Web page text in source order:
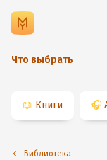
Что выбрать
📖 Книги 🎧
Библиотека